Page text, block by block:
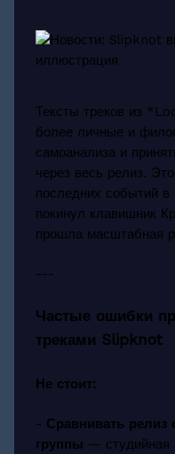
Тексты треков из
более личные и
самоанализа и
через весь релиз.
последних событий в
покинул клавишник
прошла масштабная
---
Частые ошибки
треками Slipknot
Не стоит:
- Сравнивать релиз
группы — студийная